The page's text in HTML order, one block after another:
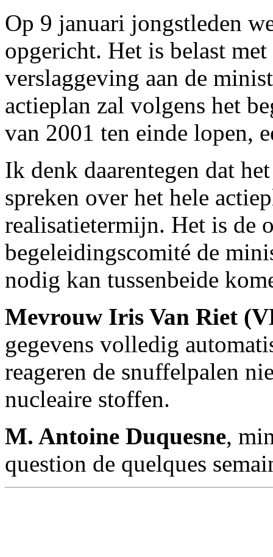
Op 9 januari jongstleden
opgericht. Het is belast
verslaggeving aan de
actieplan zal volgens het
van 2001 ten einde lopen,
Ik denk daarentegen dat
spreken over het hele
realisatietermijn. Het is de
begeleidingscomité de
nodig kan tussenbeide
Mevrouw Iris Van Riet
gegevens volledig
reageren de snuffelpalen
nucleaire stoffen.
M. Antoine Duquesne,
question de quelques